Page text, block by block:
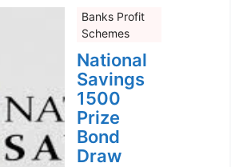
Banks Profit
Schemes
National
Savings
1500
Prize
Bond
Draw